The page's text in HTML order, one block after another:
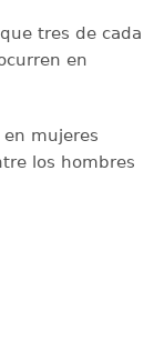
tres de cada
en
mujeres
los hombres